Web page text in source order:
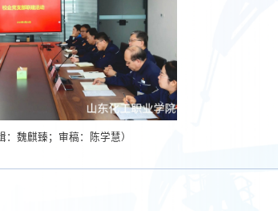
：魏麒臻；审稿：陈学慧）